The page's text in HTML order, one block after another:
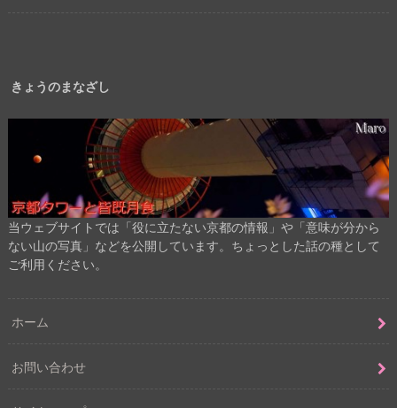
きょうのまなざし
当ウェブサイトでは「役に立たない京都の情報」や「意味が分から
ない山の写真」などを公開しています。ちょっとした話の種として
ご利用ください。
ホーム
お問い合わせ